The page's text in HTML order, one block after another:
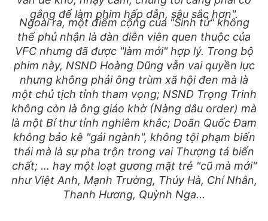
gắng để làm phim hấp dẫn, sâu sắc hơn".
Ngoài ra, một điểm cộng của "Sinh tử" không
thể phủ nhận là dàn diễn viên quen thuộc của
VFC nhưng đã được "làm mới" hợp lý. Trong bộ
phim này, NSND Hoàng Dũng vẫn vai quyền lực
nhưng không phải ông trùm xã hội đen mà là
một chủ tịch tỉnh tham vọng; NSND Trọng Trinh
không còn là ông giáo khờ (Nàng dâu order) mà
là một Bí thư tỉnh nghiêm khắc; Doãn Quốc Đam
không bảo kê "gái ngành", không tội phạm biến
thái mà là sự pha trộn trong vai Thượng tá biến
chất; … hay một loạt gương mặt trẻ "cũ mà mới"
như Việt Anh, Mạnh Trường, Thúy Hà, Chí Nhân,
Thanh Hương, Quỳnh Nga...